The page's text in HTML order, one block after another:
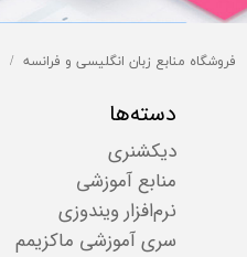
فروشگاه منابع زبان انگلیسی و فرانسه
دسته‌ها
دیکشنری
منابع آموزشی
نرم‌افزار ویندوزی
سری آموزشی ماکزیمم